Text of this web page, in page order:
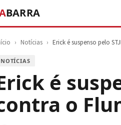
BARRA
› Notícias › Erick é suspenso pelo
NOTÍCIAS
é
o